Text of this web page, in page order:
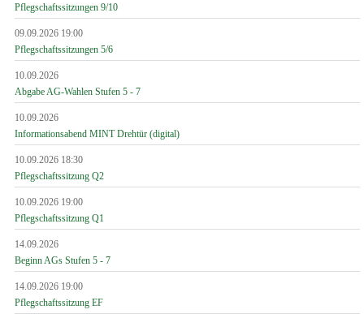
Pflegschaftssitzungen 9/10
09.09.2026 19:00
Pflegschaftssitzungen 5/6
10.09.2026
Abgabe AG-Wahlen Stufen 5 - 7
10.09.2026
Informationsabend MINT Drehtür (digital)
10.09.2026 18:30
Pflegschaftssitzung Q2
10.09.2026 19:00
Pflegschaftssitzung Q1
14.09.2026
Beginn AGs Stufen 5 - 7
14.09.2026 19:00
Pflegschaftssitzung EF